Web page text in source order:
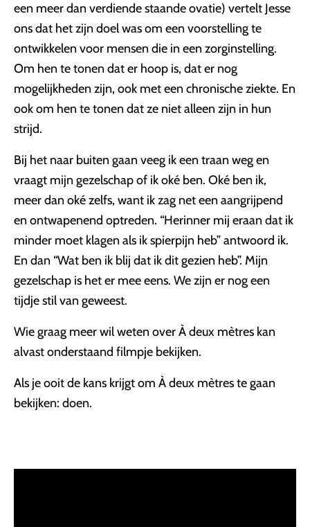
een meer dan verdiende staande ovatie) vertelt Jesse
ons dat het zijn doel was om een voorstelling te
ontwikkelen voor mensen die in een zorginstelling.
Om hen te tonen dat er hoop is, dat er nog
mogelijkheden zijn, ook met een chronische ziekte. En
ook om hen te tonen dat ze niet alleen zijn in hun
strijd.
Bij het naar buiten gaan veeg ik een traan weg en
vraagt mijn gezelschap of ik oké ben. Oké ben ik,
meer dan oké zelfs, want ik zag net een aangrijpend
en ontwapenend optreden. “Herinner mij eraan dat ik
minder moet klagen als ik spierpijn heb” antwoord ik.
En dan “Wat ben ik blij dat ik dit gezien heb”. Mijn
gezelschap is het er mee eens. We zijn er nog een
tijdje stil van geweest.
Wie graag meer wil weten over À deux mètres kan
alvast onderstaand filmpje bekijken.
Als je ooit de kans krijgt om À deux mètres te gaan
bekijken: doen.